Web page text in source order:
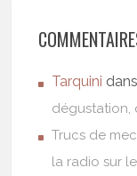
Tarquini
dégustation,
Trucs de mec
la radio sur